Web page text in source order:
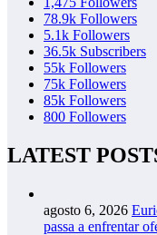
78.9k Followers
5.1k Followers
36.5k Subscribers
55k Followers
75k Followers
85k Followers
800 Followers
LATEST
agosto 6, 2026
passa a enfrentar